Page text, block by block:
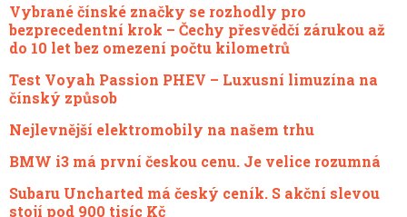
Vybrané čínské značky se rozhodly pro
bezprecedentní krok – Čechy přesvědčí zárukou až
do 10 let bez omezení počtu kilometrů
Test Voyah Passion PHEV – Luxusní limuzína na
čínský způsob
Nejlevnější elektromobily na našem trhu
BMW i3 má první českou cenu. Je velice rozumná
Subaru Uncharted má český ceník. S akční slevou
stojí pod 900 tisíc Kč